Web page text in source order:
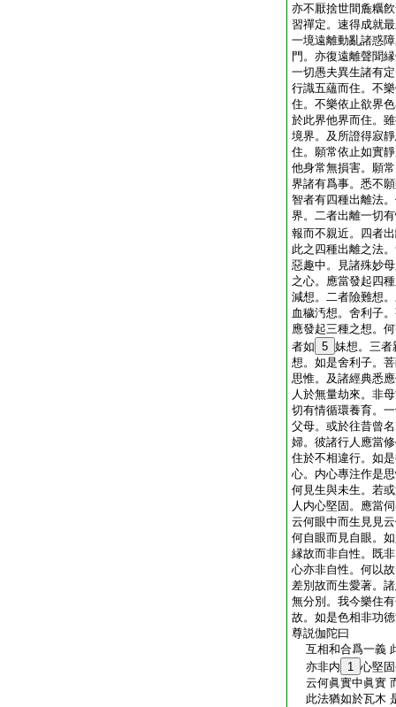
亦不厭捨世間麁糲
習禪定。速得成就
一境遠離動亂諸惑
門。亦復遠離聲聞
一切愚夫異生諸有
行識五蘊而住。不
住。不樂依止欲界
於此界他界而住。
境界。及所證得寂
住。願常依止如實
他身常無損害。願
界諸有爲事。悉不
智者有四種出離法
界。二者出離一切
報而不親近。四者
此之四種出離之法
惡趣中。見諸殊妙
之心。應當發起四
減想。二者險難想
血穢汚想。舍利子
應發起三種之想。
者如 5 妹想。三者
想。如是舍利子。
思惟。及諸經典悉
人於無量劫來。非
切有情循環養育。
父母。或於往昔曾
婦。彼諸行人應當
住於不相違行。如
心。内心專注作是
何見生與未生。若
人内心堅固。應當
云何眼中而生見見
何自眼而見自眼。
縁故而非自性。既
心亦非自性。何以
差別故而生愛著。
無分別。我今樂住
故。如是色相非功
尊説伽陀曰
互相和合爲一義
亦非内
1 心堅
云何眞實中眞實
此法猶如於瓦木